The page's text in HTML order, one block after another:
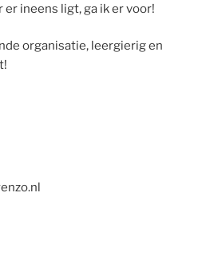
er ineens ligt, ga ik er voor!
organisatie, leergierig en